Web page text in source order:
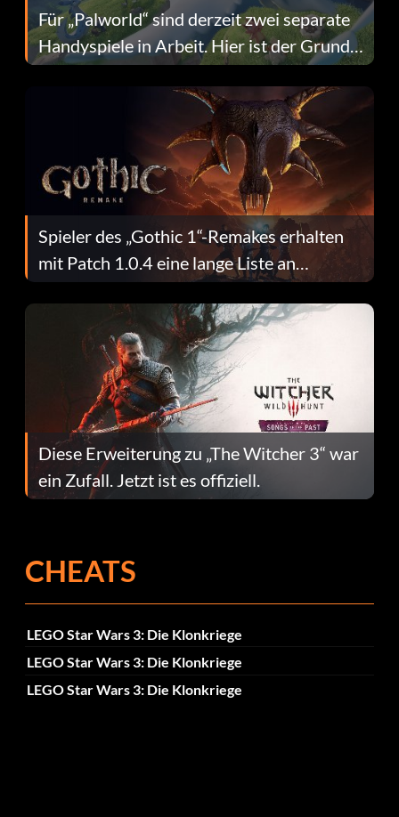
Für „Palworld“ sind derzeit zwei separate
Handyspiele in Arbeit. Hier ist der Grund
dafür.
Spieler des „Gothic 1“-Remakes erhalten
mit Patch 1.0.4 eine lange Liste an
Fehlerbehebungen
Diese Erweiterung zu „The Witcher 3“ war
ein Zufall. Jetzt ist es offiziell.
CHEATS
LEGO Star Wars 3: Die Klonkriege
LEGO Star Wars 3: Die Klonkriege
LEGO Star Wars 3: Die Klonkriege